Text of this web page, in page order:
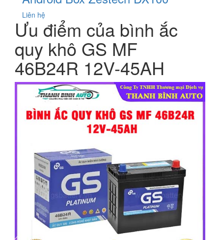
Liên hệ
Ưu điểm của bình ắc
quy khô GS MF
46B24R 12V-45AH